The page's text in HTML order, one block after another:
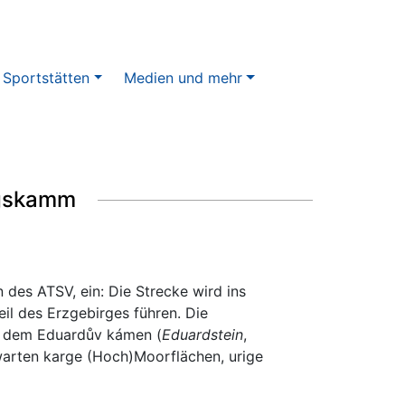
Sportstätten Medien und mehr
ATSV, ein: Die Strecke wird ins
des Erzgebirges führen. Die
Eduardův kámen (Eduardstein,
karge (Hoch)Moorflächen, urige